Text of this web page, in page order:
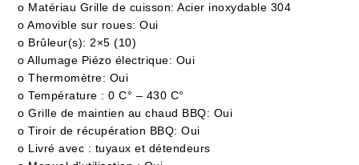
o Matériau Grille de cuisson: Acier inoxydable 304
o Amovible sur roues: Oui
o Brûleur(s): 2×5 (10)
o Allumage Piézo électrique: Oui
o Thermomètre: Oui
o Température : 0 C° – 430 C°
o Grille de maintien au chaud BBQ: Oui
o Tiroir de récupération BBQ: Oui
o Livré avec : tuyaux et détendeurs